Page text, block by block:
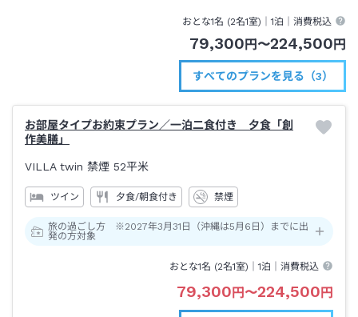
おとな1名 (2名1室)｜1泊 ｜消費税込
79,300円〜224,500円
すべてのプランを見る（3）
お部屋タイプお約束プラン／一泊二食付き 夕食「創
作美膳」
VILLA twin 禁煙 52平米
ツイン 夕食/朝食付き 禁煙
旅の過ごし方 ※2027年3月31日（沖縄は5月6日）までに出
発の方対象
おとな1名 (2名1室)｜1泊 ｜消費税込
79,300円〜224,500円